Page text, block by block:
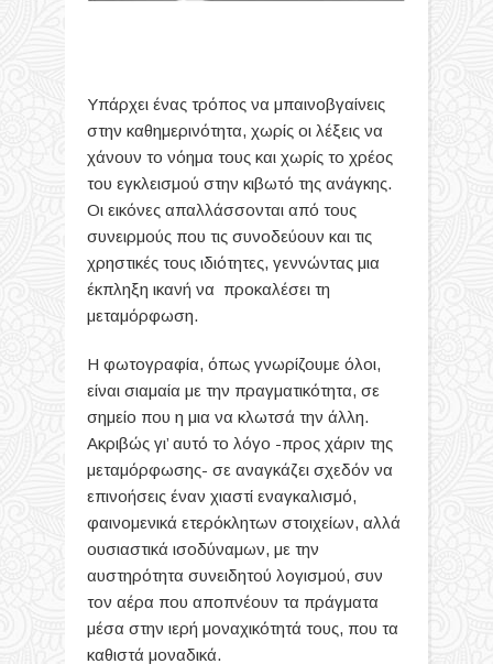
Υπάρχει ένας τρόπος να μπαινοβγαίνεις
στην καθημερινότητα, χωρίς οι λέξεις να
χάνουν το νόημα τους και χωρίς το χρέος
του εγκλεισμού στην κιβωτό της ανάγκης.
Οι εικόνες απαλλάσσονται από τους
συνειρμούς που τις συνοδεύουν και τις
χρηστικές τους ιδιότητες, γεννώντας μια
έκπληξη ικανή να προκαλέσει τη
μεταμόρφωση.
Η φωτογραφία, όπως γνωρίζουμε όλοι,
είναι σιαμαία με την πραγματικότητα, σε
σημείο που η μια να κλωτσά την άλλη.
Ακριβώς γι’ αυτό το λόγο -προς χάριν της
μεταμόρφωσης- σε αναγκάζει σχεδόν να
επινοήσεις έναν χιαστί εναγκαλισμό,
φαινομενικά ετερόκλητων στοιχείων, αλλά
ουσιαστικά ισοδύναμων, με την
αυστηρότητα συνειδητού λογισμού, συν
τον αέρα που αποπνέουν τα πράγματα
μέσα στην ιερή μοναχικότητά τους, που τα
καθιστά μοναδικά.